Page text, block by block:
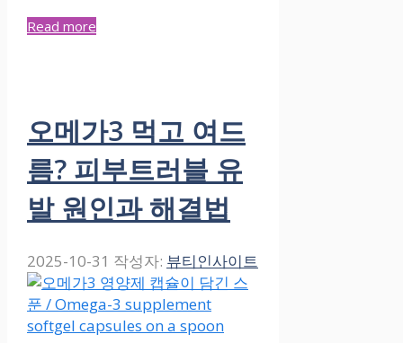
Read more
오메가3 먹고 여드
름? 피부트러블 유
발 원인과 해결법
2025-10-31 작성자: 뷰티인사이트